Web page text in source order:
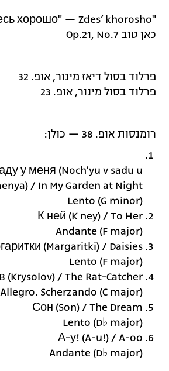
"Здесь хорошо" — Zdes’ khorosho
כאן טוב Op.21, No.7
פרלוד בסול דיאז מינור, אופ. 32
פרלוד בסול מינור, אופ. 23
רומנסות אופ. 38 — כולן:
у меня (Noch′yu v sadu u
/ In My Garden at Night
Lento (G minor)
К ней (K ney) / To Her
Andante (F major)
(Margaritki) / Daisies
Lento (F major)
(Krysolov) / The Rat-Catcher
Scherzando (C major)
Сон (Son) / The Dream
Lento (D♭ major)
А-у! (A-u!) / A-oo
Andante (D♭ major)